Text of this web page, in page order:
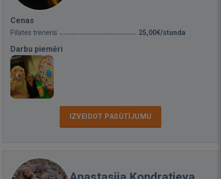
Cenas
Pilates treneris 25,00€/stunda
Darbu piemēri
IZVEIDOT PASŪTĪJUMU